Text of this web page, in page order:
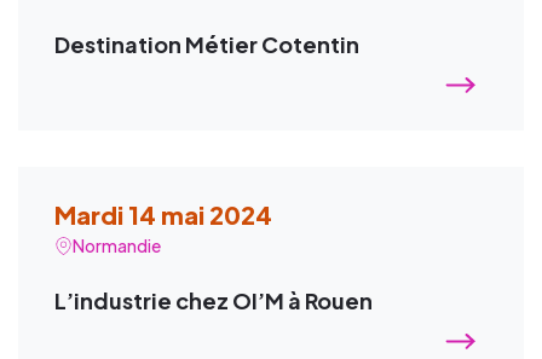
Destination Métier Cotentin
Mardi 14 mai 2024
Normandie
L’industrie chez OI’M à Rouen